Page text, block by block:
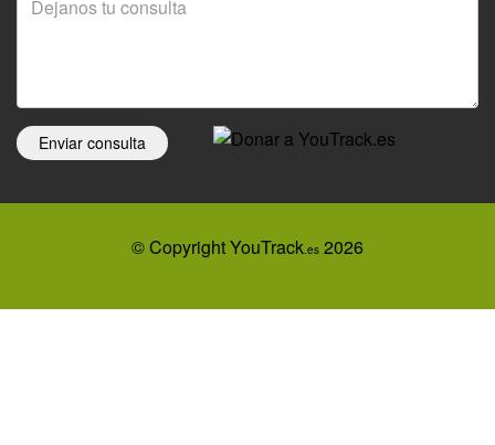
Enviar consulta
© Copyright YouTrack.es 2026